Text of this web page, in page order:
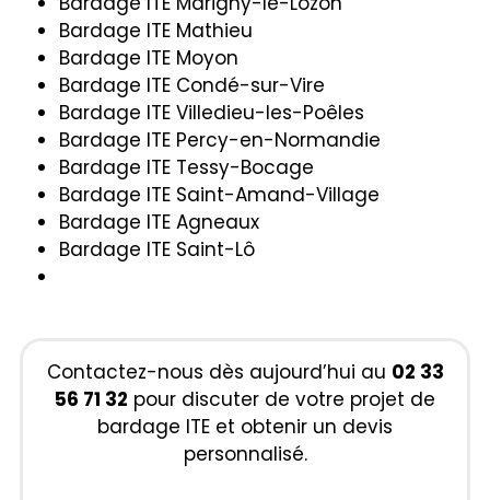
Bardage ITE Mathieu
Bardage ITE Moyon
Bardage ITE Condé-sur-Vire
Bardage ITE Villedieu-les-Poêles
Bardage ITE Percy-en-Normandie
Bardage ITE Tessy-Bocage
Bardage ITE Saint-Amand-Village
Bardage ITE Agneaux
Bardage ITE Saint-Lô
Contactez-nous dès aujourd’hui au 02 33
56 71 32 pour discuter de votre projet de
bardage ITE et obtenir un devis
personnalisé.